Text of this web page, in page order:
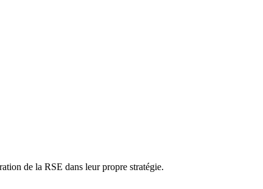
de la RSE dans leur propre stratégie.